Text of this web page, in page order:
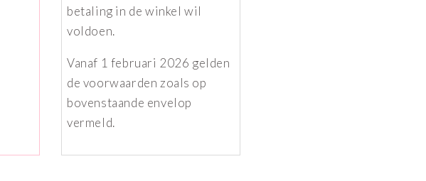
betaling in de winkel wil
voldoen.
Vanaf 1 februari 2026 gelden
de voorwaarden zoals op
bovenstaande envelop
vermeld.